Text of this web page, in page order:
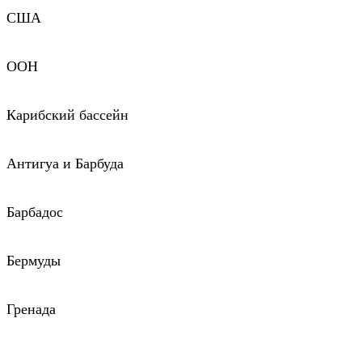
США
ООН
Карибский бассейн
Антигуа и Барбуда
Барбадос
Бермуды
Гренада